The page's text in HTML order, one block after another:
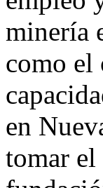
minería
como el
en
tomar el